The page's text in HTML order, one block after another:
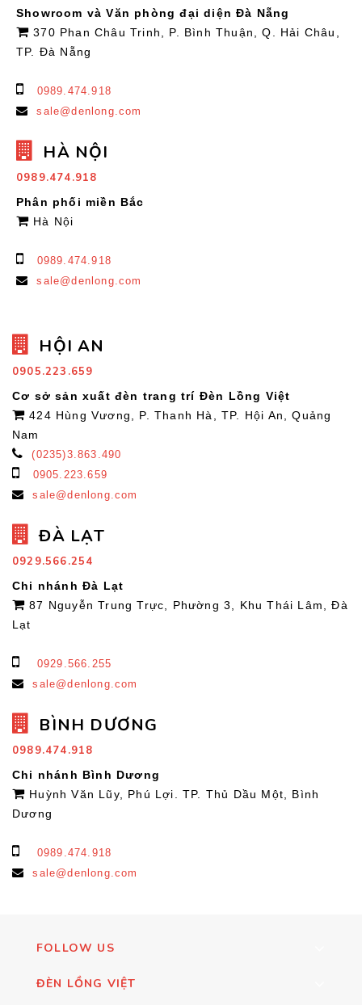
Showroom và Văn phòng đại diện Đà Nẵng
370 Phan Châu Trinh, P. Bình Thuận, Q. Hải Châu,
TP. Đà Nẵng
0989.474.918
sale@denlong.com
HÀ NỘI
0989.474.918
Phân phối miền Bắc
Hà Nội
0989.474.918
sale@denlong.com
HỘI AN
0905.223.659
Cơ sở sản xuất đèn trang trí Đèn Lồng Việt
424 Hùng Vương, P. Thanh Hà, TP. Hội An, Quảng
Nam
(0235)3.863.490
0905.223.659
sale@denlong.com
ĐÀ LẠT
0929.566.254
Chi nhánh Đà Lạt
87 Nguyễn Trung Trực, Phường 3, Khu Thái Lâm, Đà
Lạt
0929.566.255
sale@denlong.com
BÌNH DƯƠNG
0989.474.918
Chi nhánh Bình Dương
Huỳnh Văn Lũy, Phú Lợi. TP. Thủ Dầu Một, Bình
Dương
0989.474.918
sale@denlong.com
FOLLOW US
ĐÈN LỒNG VIỆT